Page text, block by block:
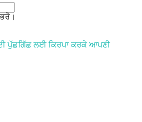
ਪੁੱਛਗਿੱਛ ਲਈ ਕਿਰਪਾ ਕਰਕੇ ਆਪਣੀ